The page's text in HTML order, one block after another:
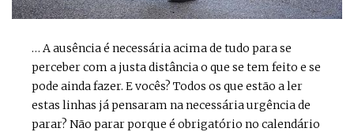
… A ausência é necessária acima de tudo para se
perceber com a justa distância o que se tem feito e se
pode ainda fazer. E vocês? Todos os que estão a ler
estas linhas já pensaram na necessária urgência de
parar? Não parar porque é obrigatório no calendário